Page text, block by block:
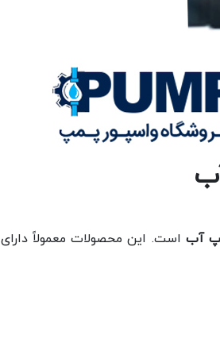
آب است. این محصولات معمولاً دارای